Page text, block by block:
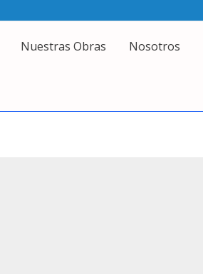
Nuestras Obras Nosotros